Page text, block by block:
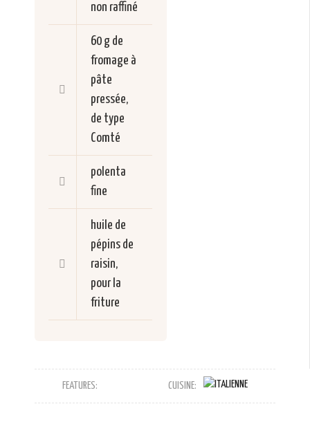
non raffiné
60 g de
fromage à
pâte
pressée,
de type
Comté
polenta
fine
huile de
pépins de
raisin,
pour la
friture
FEATURES: CUISINE: